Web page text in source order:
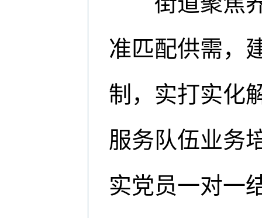
准匹配供需，
制，实打实化
服务队伍业务
实党员一对一